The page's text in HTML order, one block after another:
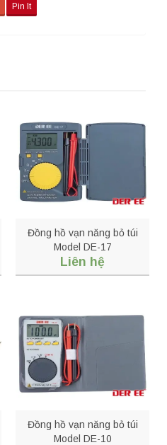
Pin It
Đồng hồ vạn năng bỏ túi
Model DE-17
Liên hệ
Đồng hồ vạn năng bỏ túi
Model DE-10